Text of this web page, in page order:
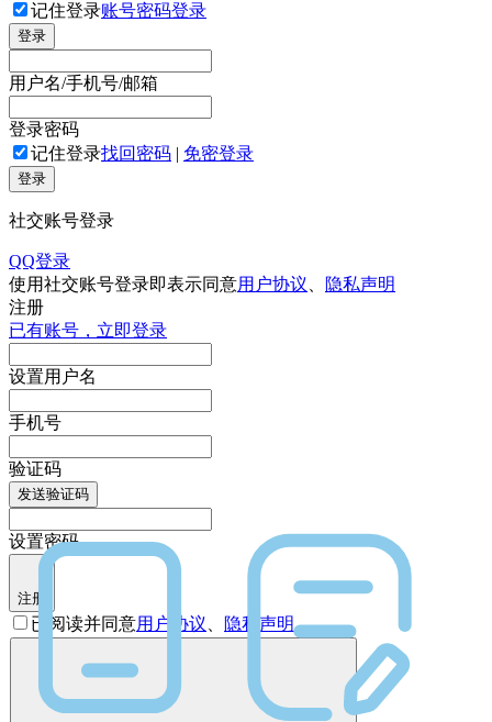
记住登录账号密码登录
登录
用户名/手机号/邮箱
登录密码
记住登录找回密码 | 免密登录
登录
社交账号登录
QQ登录
使用社交账号登录即表示同意用户协议
隐私声明
注册
已有账号，立即登录
设置用户名
手机号
验证码
发送验证码
设置密码
注册
已阅读并同意用户协议 隐私声明